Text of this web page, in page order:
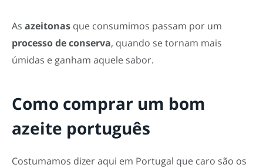
As azeitonas que consumimos passam por um
processo de conserva, quando se tornam mais
úmidas e ganham aquele sabor.
Como comprar um bom
azeite português
Costumamos dizer aqui em Portugal que caro são os